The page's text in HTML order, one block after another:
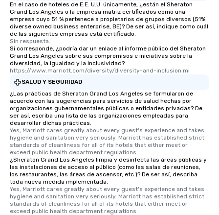
En el caso de hoteles de E.E. U.U. únicamente, ¿están el Sheraton
Grand Los Angeles o la empresa matriz certificados como una
empresa cuyo 51 % pertenece a propietarios de grupos diversos (51%
diverse owned business enterprise, BE)? De ser así, indique como cuál
de las siguientes empresas está certificado.
Sin respuesta.
Si corresponde, ¿podría dar un enlace al informe público del Sheraton
Grand Los Angeles sobre sus compromisos e iniciativas sobre la
diversidad, la igualdad y la inclusividad?
https://www.marriott.com/diversity/diversity-and-inclusion.mi
SALUD Y SEGURIDAD
¿Las prácticas de Sheraton Grand Los Angeles se formularon de
acuerdo con las sugerencias para servicios de salud hechas por
organizaciones gubernamentales públicas o entidades privadas? De
ser así, escriba una lista de las organizaciones empleadas para
desarrollar dichas prácticas.
Yes, Marriott cares greatly about every guest's experience and takes
hygiene and sanitation very seriously. Marriott has established strict
standards of cleanliness for all of its hotels that either meet or
exceed public health department regulations.
¿Sheraton Grand Los Angeles limpia y desinfecta las áreas públicas y
las instalaciones de acceso al público (como las salas de reuniones,
los restaurantes, las áreas de ascensor, etc.)? De ser así, describa
toda nueva medida implementada.
Yes, Marriott cares greatly about every guest's experience and takes
hygiene and sanitation very seriously. Marriott has established strict
standards of cleanliness for all of its hotels that either meet or
exceed public health department regulations.